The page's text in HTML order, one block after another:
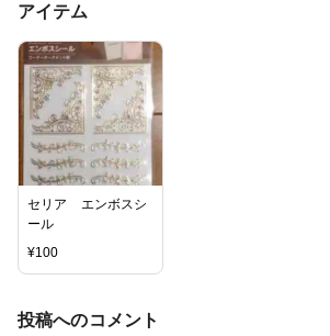
アイテム
セリア エンボスシ
ール
¥100
投稿へのコメント